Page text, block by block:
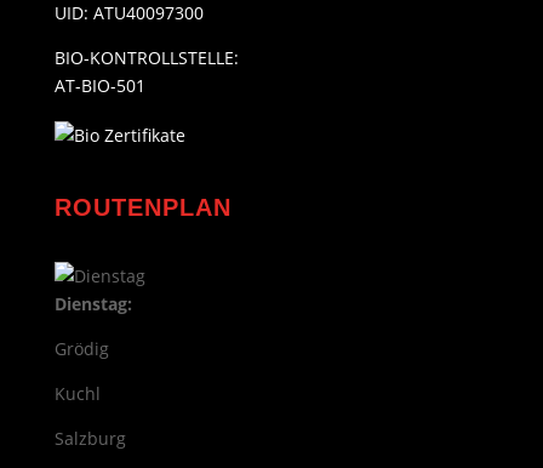
UID: ATU40097300
BIO-KONTROLLSTELLE:
AT-BIO-501
ROUTENPLAN
Dienstag:
Grödig
Kuchl
Salzburg